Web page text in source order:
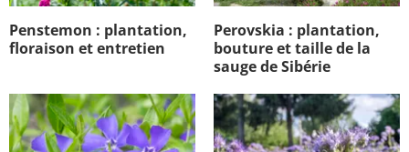
Penstemon : plantation,
floraison et entretien
Perovskia : plantation,
bouture et taille de la
sauge de Sibérie